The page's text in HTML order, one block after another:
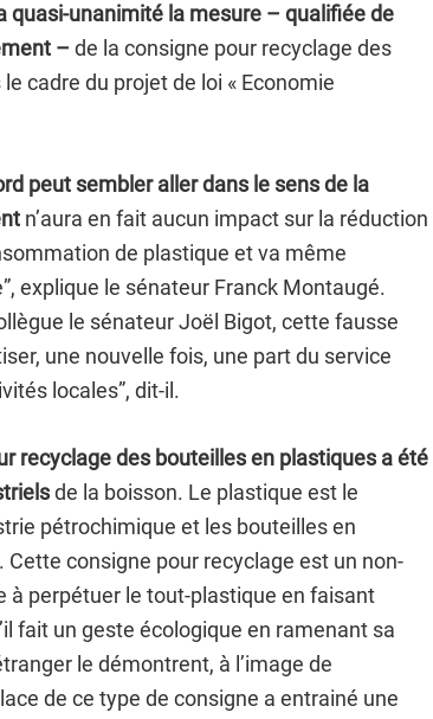
quasi-unanimité la mesure – qualifiée de
– de la consigne pour recyclage des
cadre du projet de loi « Economie
peut sembler aller dans le sens de la
n’aura en fait aucun impact sur la réduction
de plastique et va même
explique le sénateur Franck Montaugé.
le sénateur Joël Bigot, cette fausse
une nouvelle fois, une part du service
locales”, dit-il.
recyclage des bouteilles en plastiques a été
de la boisson. Le plastique est le
pétrochimique et les bouteilles en
Cette consigne pour recyclage est un non-
à perpétuer le tout-plastique en faisant
fait un geste écologique en ramenant sa
le démontrent, à l’image de
de ce type de consigne a entrainé une